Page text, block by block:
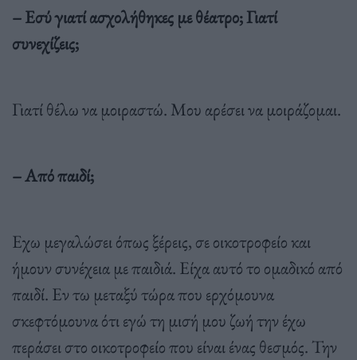
– Εσύ γιατί ασχολήθηκες µε θέατρο; Γιατί
συνεχίζεις;
Γιατί θέλω να µοιραστώ. Μου αρέσει να µοιράζοµαι.
– Από παιδί;
Εχω µεγαλώσει όπως ξέρεις, σε οικοτροφείο και
ήµουν συνέχεια µε παιδιά. Είχα αυτό το οµαδικό από
παιδί. Εν τω µεταξύ τώρα που ερχόµουνα
σκεφτόµουνα ότι εγώ τη µισή µου ζωή την έχω
περάσει στο οικοτροφείο που είναι ένας θεσµός. Την